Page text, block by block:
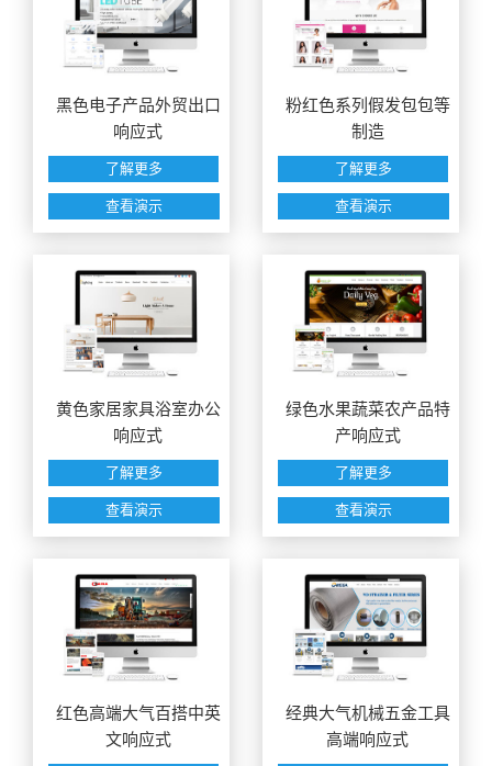
黑色电子产品外贸出口
响应式
了解更多
查看演示
粉红色系列假发包包等
制造
了解更多
查看演示
黄色家居家具浴室办公
响应式
了解更多
查看演示
绿色水果蔬菜农产品特
产响应式
了解更多
查看演示
红色高端大气百搭中英
文响应式
经典大气机械五金工具
高端响应式